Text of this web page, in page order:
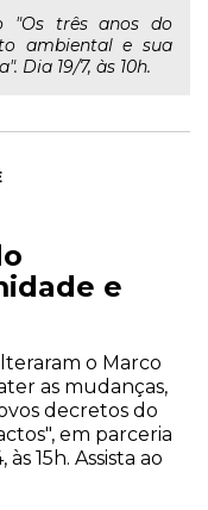
"Os três anos do
ambiental e sua
Dia 19/7, às 10h.
e
o Marco
as mudanças,
decretos do
em parceria
15h. Assista ao